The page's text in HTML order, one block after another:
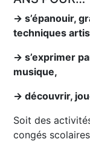
→ s’épanouir,
techniques
→ s’exprimer
musique,
→ découvrir,
Soit des
congés